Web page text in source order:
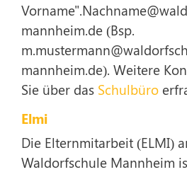
mannheim.de (Bsp.
mannheim.de). Weitere
Sie über das Schulbüro
Elmi
Die Elternmitarbeit (ELMI)
Waldorfschule Mannheim